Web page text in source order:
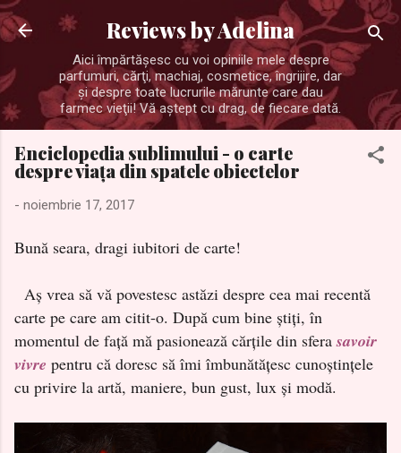
Treceți la conținutul principal
Reviews by Adelina
Aici împărtăşesc cu voi opiniile mele despre
parfumuri, cărţi, machiaj, cosmetice, îngrijire, dar
şi despre toate lucrurile mărunte care dau
farmec vieţii! Vă aştept cu drag, de fiecare dată.
Enciclopedia sublimului - o carte
despre viața din spatele obiectelor
- noiembrie 17, 2017
Bună seara, dragi iubitori de carte!
Aș vrea să vă povestesc astăzi despre cea mai recentă
carte pe care am citit-o. După cum bine știți, în
momentul de față mă pasionează cărțile din sfera savoir
vivre pentru că doresc să îmi îmbunătățesc cunoștințele
cu privire la artă, maniere, bun gust, lux și modă.